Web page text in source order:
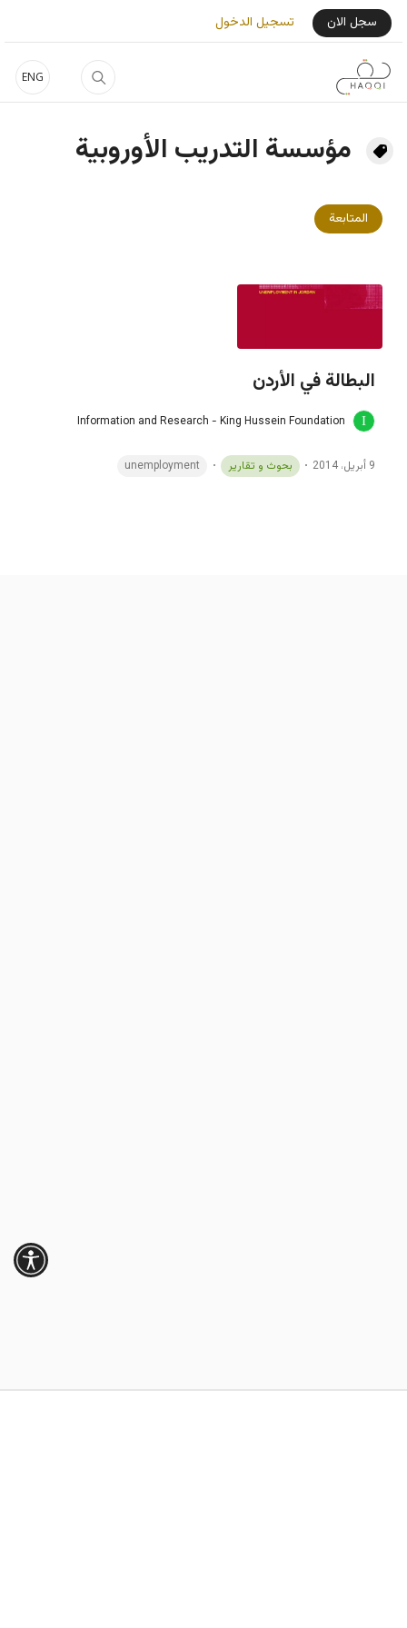
تجاوز إلى المحتوى الرئيسي
ENG
User Login Menu
سجل الان تسجيل الدخول
مؤسسة التدريب الأوروبية
المتابعة
البطالة في الأردن
Information and Research - King Hussein Foundation
9 أبريل، 2014 بحوث و تقارير unemployment